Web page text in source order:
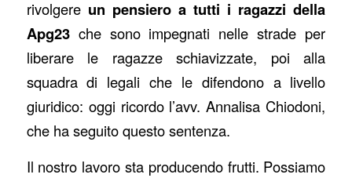
rivolgere un pensiero a tutti i ragazzi della
Apg23che sono impegnati nelle strade per
liberare le ragazze schiavizzate, poi alla
squadra di legali che le difendono a livello
giuridico: oggi ricordo l’avv. Annalisa Chiodoni,
che ha seguito questo sentenza.
Il nostro lavoro sta producendo frutti. Possiamo